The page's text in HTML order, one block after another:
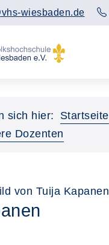
wiesbaden.de
sich hier: Startseite
Dozenten